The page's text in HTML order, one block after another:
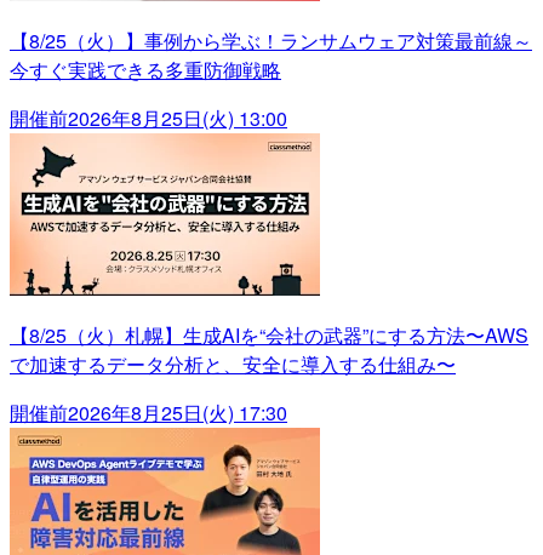
【8/25（火）】事例から学ぶ！ランサムウェア対策最前線～
今すぐ実践できる多重防御戦略
開催前2026年8月25日(火) 13:00
【8/25（火）札幌】生成AIを“会社の武器”にする方法〜AWS
で加速するデータ分析と、安全に導入する仕組み〜
開催前2026年8月25日(火) 17:30